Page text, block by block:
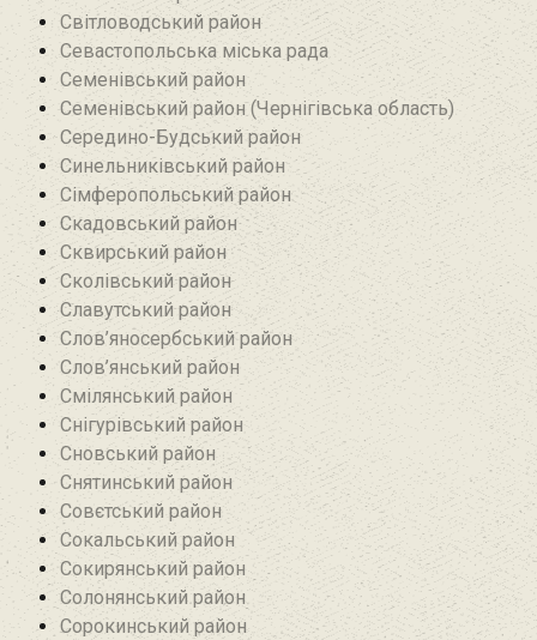
Світловодський район
Севастопольська міська рада
Семенівський район
Семенівський район (Чернігівська область)
Середино-Будський район
Синельниківський район
Сімферопольський район
Скадовський район
Сквирський район
Сколівський район
Славутський район
Слов’яносербський район
Слов’янський район
Смілянський район
Снігурівський район‎
Сновський район
Снятинський район
Совєтський район
Сокальський район
Сокирянський район
Солонянський район
Сорокинський район